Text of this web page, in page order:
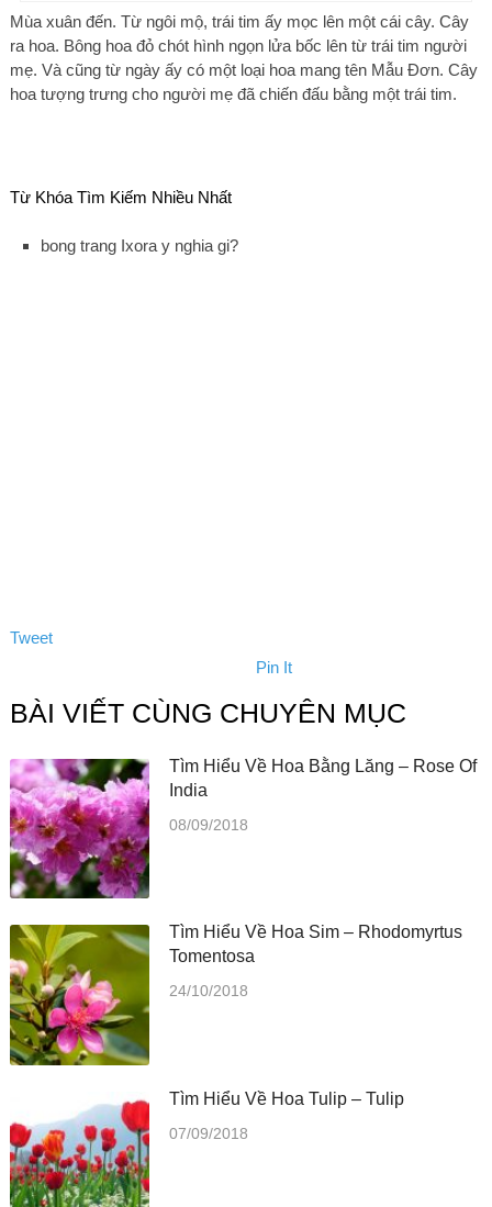
Mùa xuân đến. Từ ngôi mộ, trái tim ấy mọc lên một cái cây. Cây
ra hoa. Bông hoa đỏ chót hình ngọn lửa bốc lên từ trái tim người
mẹ. Và cũng từ ngày ấy có một loại hoa mang tên Mẫu Đơn. Cây
hoa tượng trưng cho người mẹ đã chiến đấu bằng một trái tim.
Từ Khóa Tìm Kiếm Nhiều Nhất
bong trang Ixora y nghia gi?
Tweet
Pin It
BÀI VIẾT CÙNG CHUYÊN MỤC
Tìm Hiểu Về Hoa Bằng Lăng – Rose Of
India
08/09/2018
Tìm Hiểu Về Hoa Sim – Rhodomyrtus
Tomentosa
24/10/2018
Tìm Hiểu Về Hoa Tulip – Tulip
07/09/2018